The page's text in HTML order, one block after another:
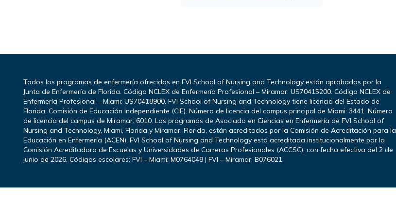
Todos los programas de enfermería ofrecidos en FVI School of Nursing and Technology están aprobados por la
Junta de Enfermería de Florida. Código NCLEX de Enfermería Profesional – Miramar: US70415200. Código NCLEX de
Enfermería Profesional – Miami: US70418900. FVI School of Nursing and Technology tiene licencia del Estado de
Florida, Comisión de Educación Independiente (CIE). Número de licencia del campus principal de Miami: 3441. Número
de licencia del campus de Miramar: 6010. Los programas de Asociado en Ciencias en Enfermería de FVI School of
Nursing and Technology, Miami, Florida y Miramar, Florida, están acreditados por la Comisión de Acreditación para la
Educación en Enfermería (ACEN). FVI School of Nursing and Technology está acreditada institucionalmente por la
Comisión Acreditadora de Escuelas y Universidades de Carreras Profesionales (ACCSC), con fecha efectiva del 2 de
junio de 2026. Códigos escolares: FVI – Miami: M0764048 | FVI – Miramar: B076021.